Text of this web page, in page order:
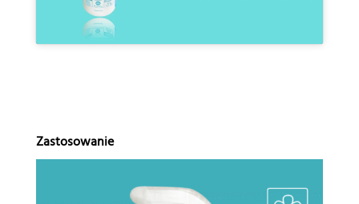
Zastosowanie